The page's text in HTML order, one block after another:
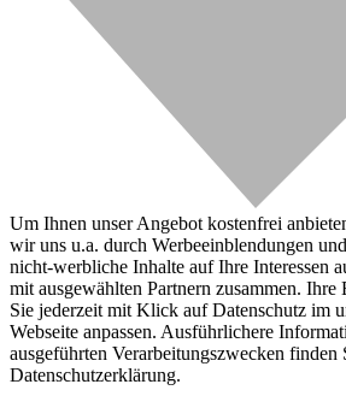
Um Ihnen unser Angebot kostenfrei
wir uns u.a. durch Werbeeinblendungen
nicht-werbliche Inhalte auf Ihre Interessen
mit ausgewählten Partnern zusammen. Ihre
Sie jederzeit mit Klick auf Datenschutz im
Webseite anpassen. Ausführlichere
ausgeführten Verarbeitungszwecken finden
Datenschutzerklärung.